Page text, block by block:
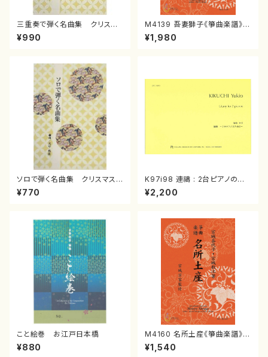
三重奏で弾く名曲集 クリスマ
スメドレー( 箏2/大平光美 編
曲/楽譜）
¥990
M4139 吾妻獅子《箏曲楽譜》
（箏/宮城道雄著・宮城宗家監修/
箏曲古典楽譜）
¥1,980
ソロで弾く名曲集 クリスマス・
イブ／恋人がサンタクロース(
箏独奏 /大平光美 編曲/楽
¥770
K97i98 連禱 : 2台ピアノのた
めの（2 Pianos / 菊池 幸夫 /
楽譜）
¥2,200
こと絵巻 お江戸日本橋
¥880
M4160 名所土産《箏曲楽譜》
（箏/宮城喜代子・宮城数江著・
宮城宗家監修/箏曲古典楽譜）
¥1,540